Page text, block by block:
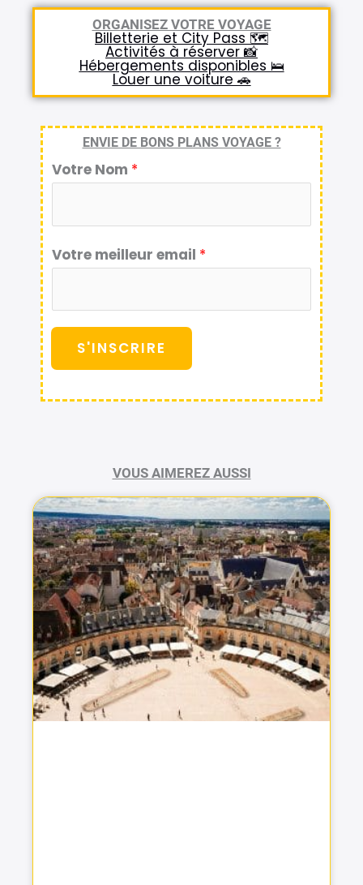
ORGANISEZ VOTRE VOYAGE
Billetterie et City Pass 🗺️
Activités à réserver 📸
Hébergements disponibles 🛌
Louer une voiture 🚗
ENVIE DE BONS PLANS VOYAGE ?
Votre Nom *
Votre meilleur email *
S'INSCRIRE
VOUS AIMEREZ AUSSI